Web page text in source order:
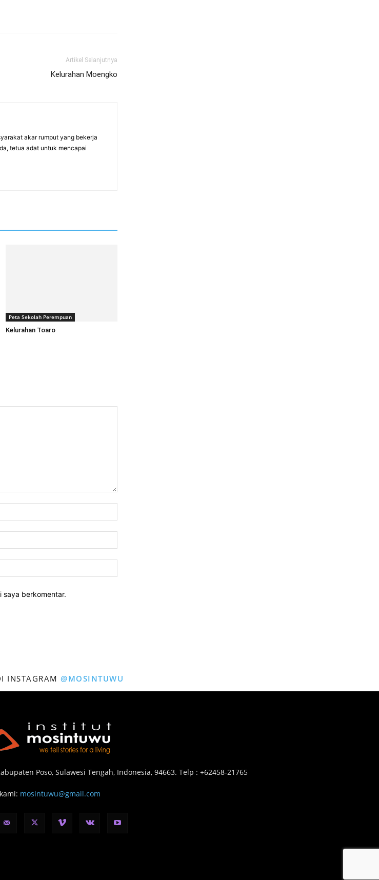
Artikel Selanjutnya
Kelurahan Moengko
akar rumput yang bekerja
tetua adat untuk mencapai
Peta Sekolah Perempuan
Kelurahan Toaro
saya berkomentar.
INSTAGRAM @MOSINTUWU
Poso, Sulawesi Tengah, Indonesia, 94663. Telp : +62458-21765
mosintuwu@gmail.com